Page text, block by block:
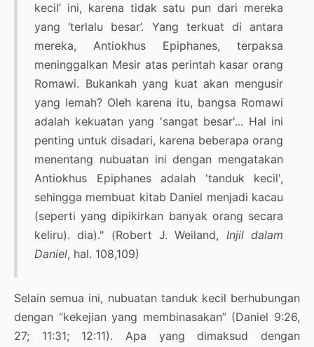
kecil’ ini, karena tidak satu pun dari mereka
yang ‘terlalu besar’. Yang terkuat di antara
mereka, Antiokhus Epiphanes, terpaksa
meninggalkan Mesir atas perintah kasar orang
Romawi. Bukankah yang kuat akan mengusir
yang lemah? Oleh karena itu, bangsa Romawi
adalah kekuatan yang 'sangat besar'... Hal ini
penting untuk disadari, karena beberapa orang
menentang nubuatan ini dengan mengatakan
Antiokhus Epiphanes adalah 'tanduk kecil',
sehingga membuat kitab Daniel menjadi kacau
(seperti yang dipikirkan banyak orang secara
keliru). dia)." (Robert J. Weiland, Injil dalam
Daniel, hal. 108,109)
Selain semua ini, nubuatan tanduk kecil berhubungan
dengan “kekejian yang membinasakan” (Daniel 9:26,
27; 11:31; 12:11). Apa yang dimaksud dengan